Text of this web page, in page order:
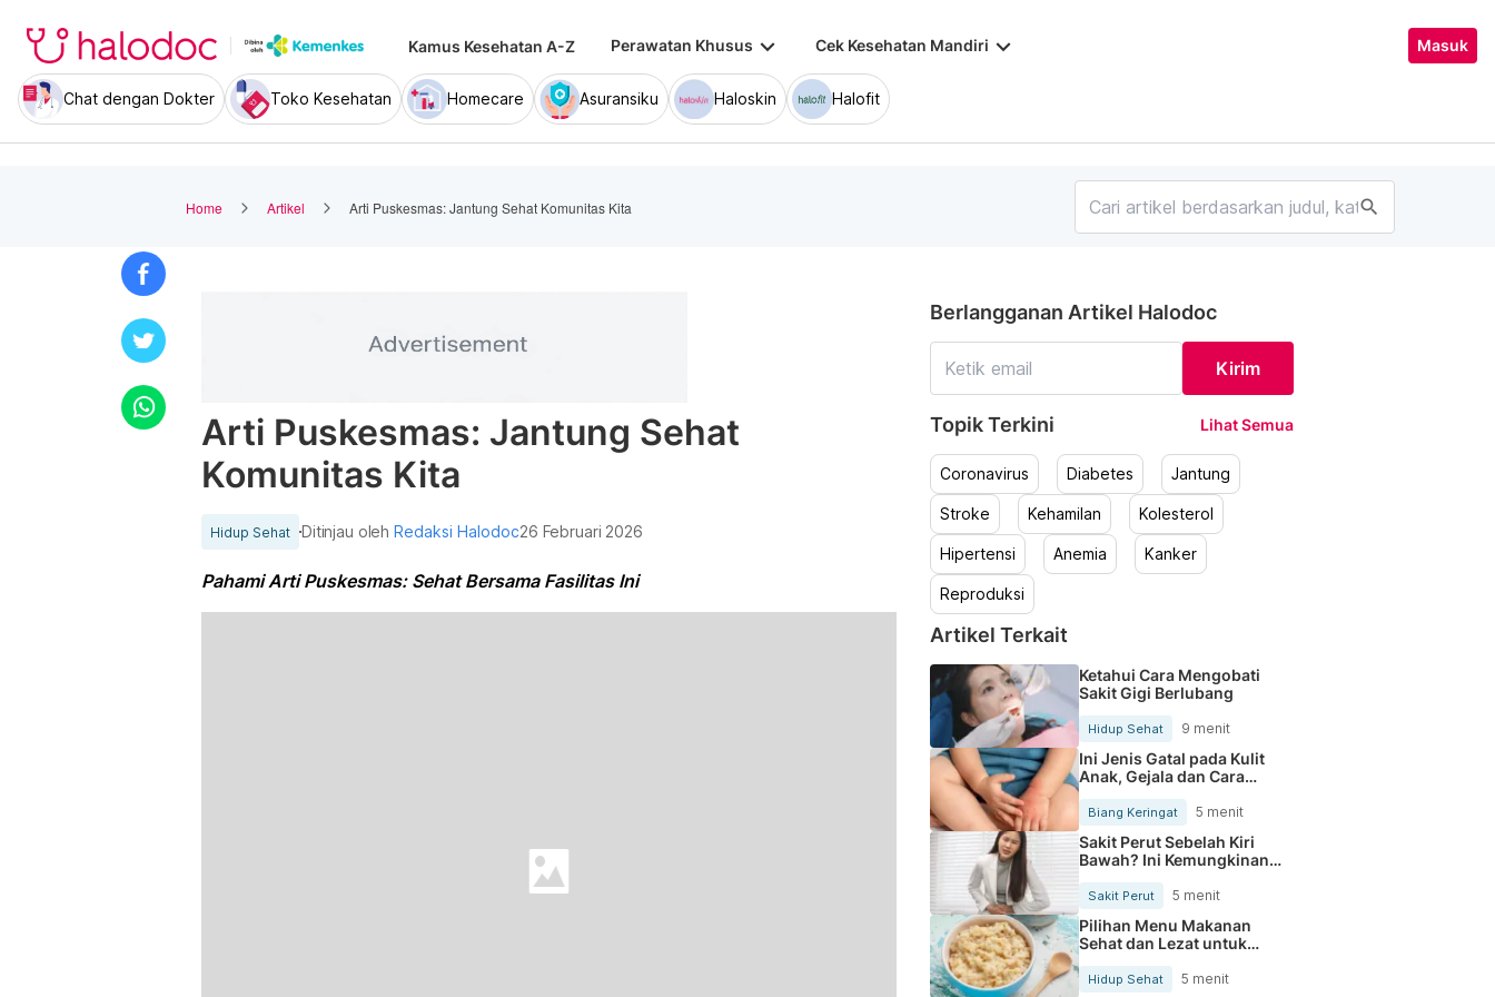
Kamus Kesehatan A-Z Perawatan Khusus keyboard_arrow_down Cek Kesehatan Mandiri keyboard_arrow_down Masuk
Chat dengan Dokter Toko Kesehatan Homecare Asuransiku Haloskin Halofit
Home Artikel Arti Puskesmas: Jantung Sehat Komunitas Kita search
Arti Puskesmas: Jantung Sehat
Komunitas Kita
Hidup Sehat Ditinjau olehRedaksi Halodoc26 Februari 2026
Pahami Arti Puskesmas: Sehat Bersama Fasilitas Ini
Berlangganan Artikel Halodoc
Kirim
Topik Terkini Lihat Semua
Coronavirus Diabetes Jantung
Stroke Kehamilan Kolesterol
Hipertensi Anemia Kanker
Reproduksi
Artikel Terkait
Ketahui Cara Mengobati
Sakit Gigi Berlubang
Hidup Sehat 9 menit
Ini Jenis Gatal pada Kulit
Anak, Gejala dan Cara
Mengobatinya
Biang Keringat 5 menit
Sakit Perut Sebelah Kiri
Bawah? Ini Kemungkinan
Sakit Perut 5 menit
Pilihan Menu Makanan
Sehat dan Lezat untuk
Mengurangi Kolesterol
Hidup Sehat 5 menit